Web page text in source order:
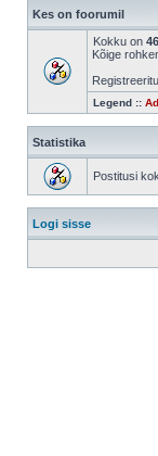
Kes on foorumil
Kokku on 46
Kõige
Legend ::
Statistika
Postitusi
Logi sisse